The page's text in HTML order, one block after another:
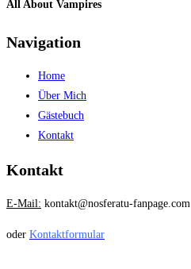
All About Vampires
Navigation
Home
Über Mich
Gästebuch
Kontakt
Kontakt
E-Mail: kontakt@nosferatu-fanpage.com
oder Kontaktformular